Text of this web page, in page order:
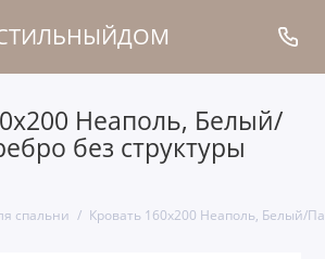
Неаполь, Белый/
без структуры
спальни Кровать 160x200 Неаполь, Белый/